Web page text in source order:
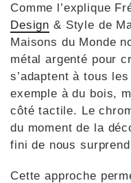
Comme l’explique
Design & Style de
Maisons du Monde
métal argenté pour
s’adaptent à tous
exemple à du bois,
côté tactile. Le
du moment de la
fini de nous
Cette approche